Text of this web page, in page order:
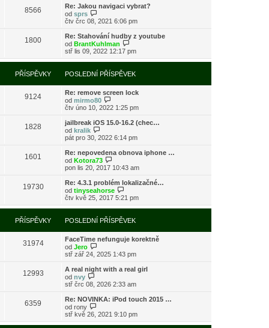
k
p
ě
v
e
k
í
p
ř
í
s
p
ě
v
e
p
o
s
e
d
n
í
ř
p
ě
v
k
r
z
i
t
p
o
s
l
d
í
p
ř
í
s
p
ě
v
k
8566
Re: Jakou navigaci vybrat?
od sprs
o
r
a
z
i
t
p
o
s
l
e
d
í
p
ř
í
p
ě
v
k
čtv črc 08, 2021 6:06 pm
1800
Re: Stahování hudby z youtube
od BrantKuhlman
o
r
a
z
i
t
o
l
d
í
ř
í
p
v
e
stř lis 09, 2022 12:17 pm
PŘÍSPĚVKY POSLEDNÍ PŘÍSPĚVEK
9124
Re: remove screen lock
od mirmo80
o
r
z
i
p
o
s
l
e
d
n
í
ř
p
ě
v
k
čtv úno 10, 2022 1:25 pm
1828
jailbreak iOS 15.0-16.2 (chec…
od kralik
o
r
a
z
i
p
o
s
l
d
í
ř
í
p
ě
v
k
pát pro 30, 2022 6:14 pm
1601
Re: nepovedena obnova iphone …
od Kotora73
o
r
a
z
t
p
o
s
l
d
í
ř
í
s
p
ě
v
e
pon lis 20, 2017 10:43 am
19730
Re: 4.3.1 problém lokalizačné…
od tinyseahorse
o
r
a
z
i
t
o
l
d
í
ř
í
s
čtv kvě 25, 2017 5:21 pm
PŘÍSPĚVKY POSLEDNÍ PŘÍSPĚVEK
31974
FaceTime nefunguje korektně
od Jero
o
r
z
i
t
p
o
s
l
stř zář 24, 2025 1:43 pm
12993
A real night with a real girl
od nvy
o
r
a
z
t
stř črc 08, 2026 2:33 am
6359
Re: NOVINKA: iPod touch 2015 …
od rony
o
stř kvě 26, 2021 9:10 pm